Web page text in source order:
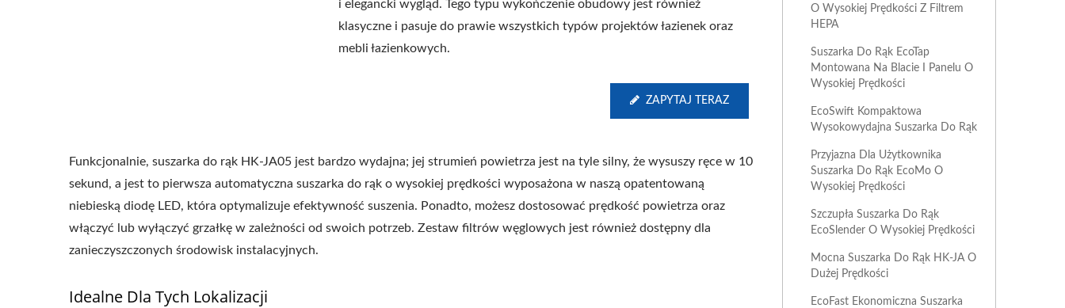
i elegancki wygląd. Tego typu wykończenie obudowy jest również
klasyczne i pasuje do prawie wszystkich typów projektów łazienek oraz
mebli łazienkowych.
ZAPYTAJ TERAZ
Funkcjonalnie, suszarka do rąk HK-JA05 jest bardzo wydajna; jej strumień powietrza jest na tyle silny, że wysuszy ręce w 10
sekund, a jest to pierwsza automatyczna suszarka do rąk o wysokiej prędkości wyposażona w naszą opatentowaną
niebieską diodę LED, która optymalizuje efektywność suszenia. Ponadto, możesz dostosować prędkość powietrza oraz
włączyć lub wyłączyć grzałkę w zależności od swoich potrzeb. Zestaw filtrów węglowych jest również dostępny dla
zanieczyszczonych środowisk instalacyjnych.
Idealne Dla Tych Lokalizacji
O Wysokiej Prędkości Z Filtrem
HEPA
Suszarka Do Rąk EcoTap
Montowana Na Blacie I Panelu O
Wysokiej Prędkości
EcoSwift Kompaktowa
Wysokowydajna Suszarka Do Rąk
Przyjazna Dla Użytkownika
Suszarka Do Rąk EcoMo O
Wysokiej Prędkości
Szczupła Suszarka Do Rąk
EcoSlender O Wysokiej Prędkości
Mocna Suszarka Do Rąk HK-JA O
Dużej Prędkości
EcoFast Ekonomiczna Suszarka